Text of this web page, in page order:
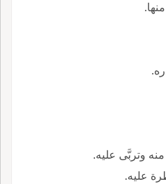
وتربَّى عليه.
عليه.